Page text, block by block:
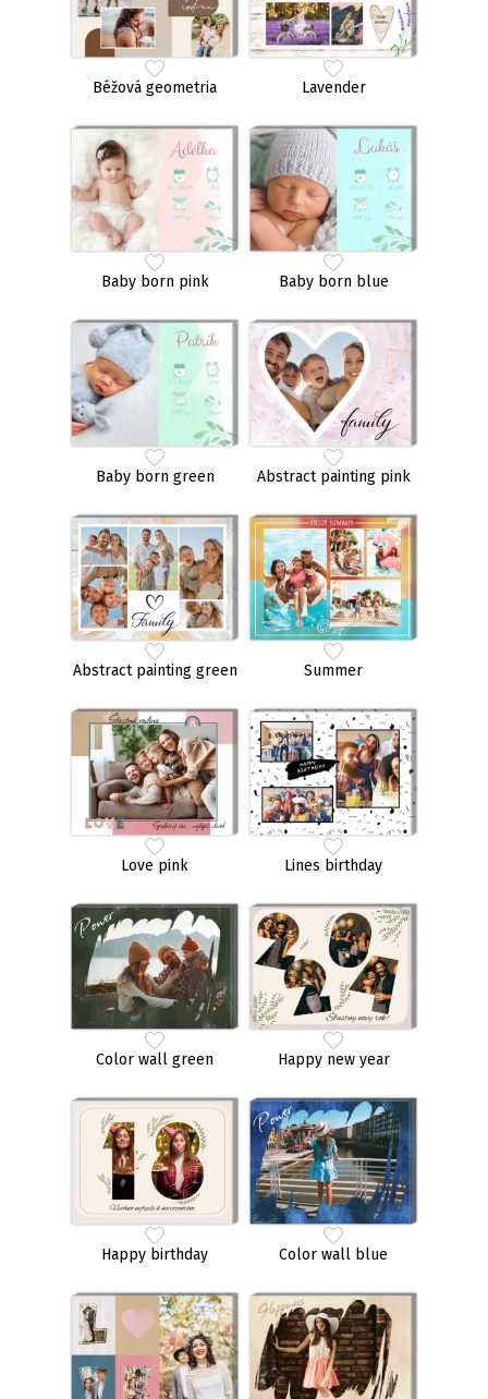
Béžová geometria Lavender
Baby born pink Baby born blue
Baby born green Abstract painting pink
Abstract painting green Summer
Love pink Lines birthday
Color wall green Happy new year
Happy birthday Color wall blue